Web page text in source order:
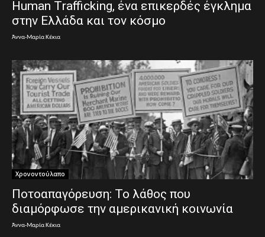
Human Τrafficking, ένα επικερδές έγκλημα
στην Ελλάδα και τον κόσμο
Άννα-Μαρία Κέκια
Χρονοντούλαπο
Ποτοαπαγόρευση: Το λάθος που
διαμόρφωσε την αμερικανική κοινωνία
Άννα-Μαρία Κέκια